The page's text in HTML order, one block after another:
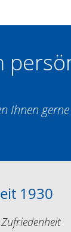
Ihnen
1930